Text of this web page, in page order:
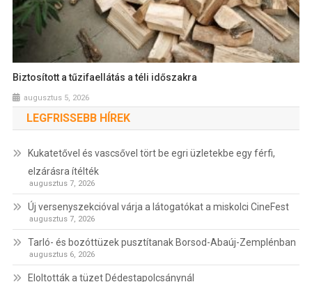
Biztosított a tűzifaellátás a téli időszakra
augusztus 5, 2026
LEGFRISSEBB HÍREK
Kukatetővel és vascsővel tört be egri üzletekbe egy férfi,
elzárásra ítélték
augusztus 7, 2026
Új versenyszekcióval várja a látogatókat a miskolci CineFest
augusztus 7, 2026
Tarló- és bozóttüzek pusztítanak Borsod-Abaúj-Zemplénban
augusztus 6, 2026
Eloltották a tüzet Dédestapolcsánynál